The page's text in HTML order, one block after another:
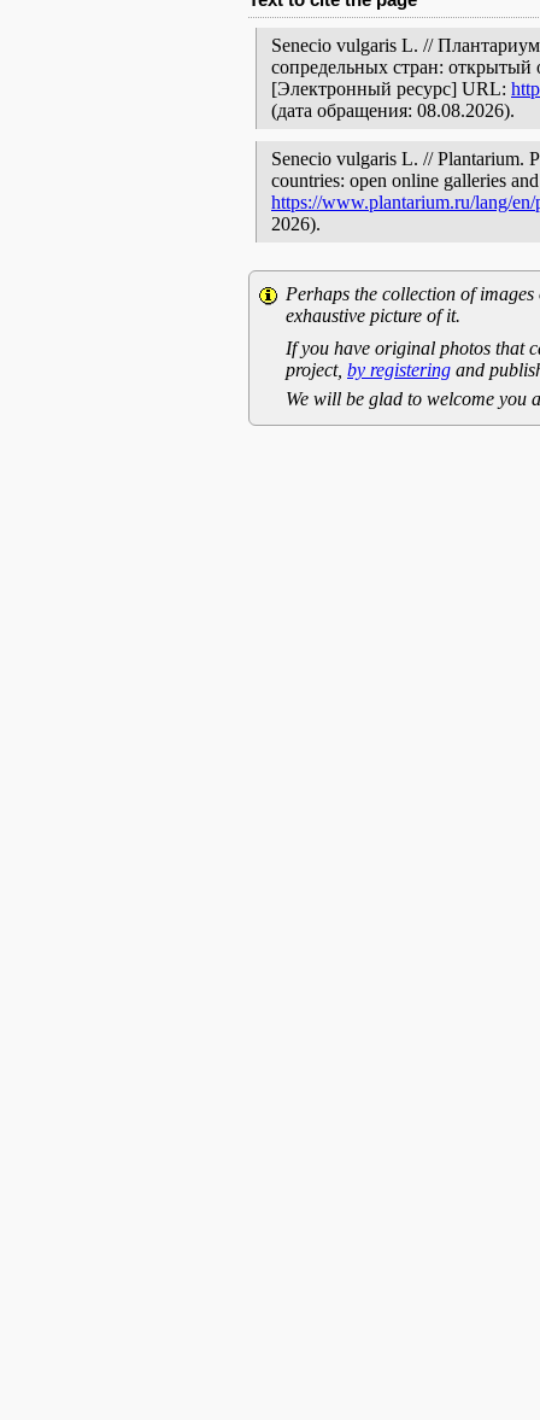
Senecio vulgaris L. //
сопредельных стран: открытый
[Электронный ресурс] URL:
(дата обращения: 08.08.2026).
Senecio vulgaris L. // Plantarium.
countries: open online galleries
https://www.plantarium.ru/lang/
2026).
Perhaps the collection of
exhaustive picture of it.
If you have original photos that
project, by registering and
We will be glad to welcome